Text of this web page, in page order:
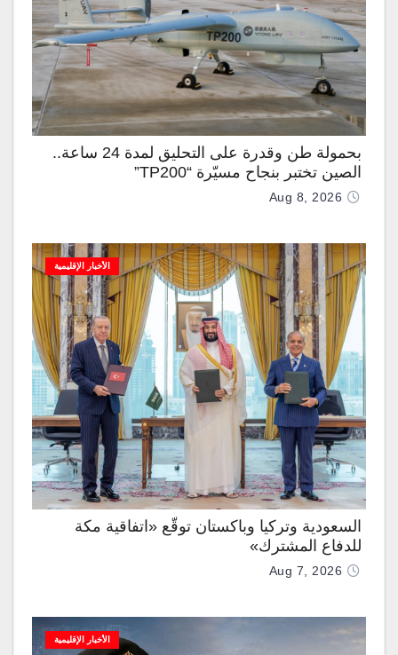
بحمولة طن وقدرة على التحليق لمدة 24 ساعة..
الصين تختبر بنجاح مسيّرة “TP200”
Aug 8, 2026
الأخبار الإقليمية
السعودية وتركيا وباكستان توقّع «اتفاقية مكة
للدفاع المشترك»
Aug 7, 2026
الأخبار الإقليمية